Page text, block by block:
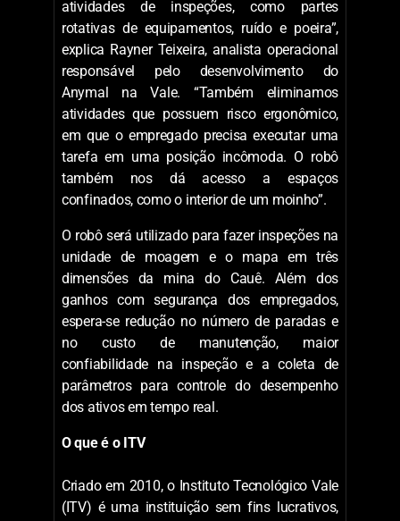
O uso do robô minimiza a exposição humana
em locais de risco, além de permitir a
inspeção de ativos de forma remota e a
coleta de dados para que se possa tomar
decisões mais efetivas. “Com o robô
eliminamos eliminar riscos pertinentes às
atividades de inspeções, como partes
rotativas de equipamentos, ruído e poeira”,
explica Rayner Teixeira, analista operacional
responsável pelo desenvolvimento do
Anymal na Vale. “Também eliminamos
atividades que possuem risco ergonômico,
em que o empregado precisa executar uma
tarefa em uma posição incômoda. O robô
também nos dá acesso a espaços
confinados, como o interior de um moinho”.
O robô será utilizado para fazer inspeções na
unidade de moagem e o mapa em três
dimensões da mina do Cauê. Além dos
espera-se redução no número de paradas e
no custo de manutenção, maior